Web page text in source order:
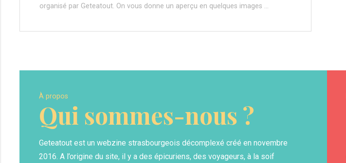
organisé par Geteatout. On vous donne un aperçu en quelques images …
À propos
Qui sommes-nous ?
Geteatout est un webzine strasbourgeois décomplexé créé en novembre
2016. A l’origine du site, il y a des épicuriens, des voyageurs, à la soif